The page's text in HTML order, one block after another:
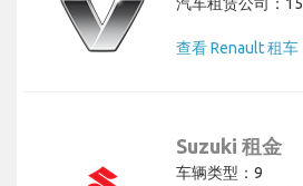
查看 Renault 租车
Suzuki 租金
车辆类型：9